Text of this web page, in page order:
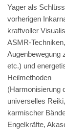
Yager als
vorherigen
kraftvoller
ASMR-Techniken,
Augenbewegung
etc.) und
Heilmethoden
(Harmonisierung
universelles
karmischer
Engelkräfte,